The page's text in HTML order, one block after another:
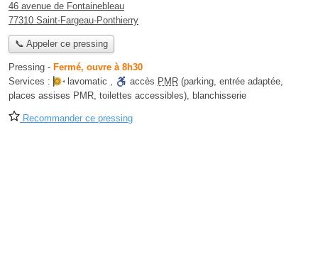
46 avenue de Fontainebleau
77310 Saint-Fargeau-Ponthierry
📞 Appeler ce pressing
Pressing - Fermé, ouvre à 8h30
Services :
lavomatic , accès PMR (parking, entrée adaptée,
places assises PMR, toilettes accessibles), blanchisserie
Recommander ce pressing